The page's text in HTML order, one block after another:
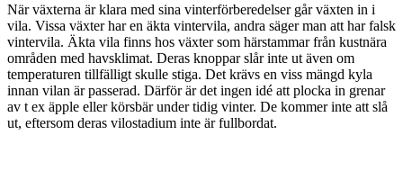
När växterna är klara med sina vinterförberedelser går växten in i
vila. Vissa växter har en äkta vintervila, andra säger man att har falsk
vintervila. Äkta vila finns hos växter som härstammar från kustnära
områden med havsklimat. Deras knoppar slår inte ut även om
temperaturen tillfälligt skulle stiga. Det krävs en viss mängd kyla
innan vilan är passerad. Därför är det ingen idé att plocka in grenar
av t ex äpple eller körsbär under tidig vinter. De kommer inte att slå
ut, eftersom deras vilostadium inte är fullbordat.